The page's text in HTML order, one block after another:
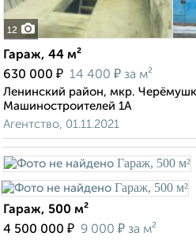
12
Гараж, 44 м²
630 000 ₽ 14 400 ₽ за м²
Ленинский район, мкр.
Машиностроителей 1А
Агентство, 01.11.2021
Гараж, 500 м²
4 500 000 ₽ 9 000 ₽ за м²